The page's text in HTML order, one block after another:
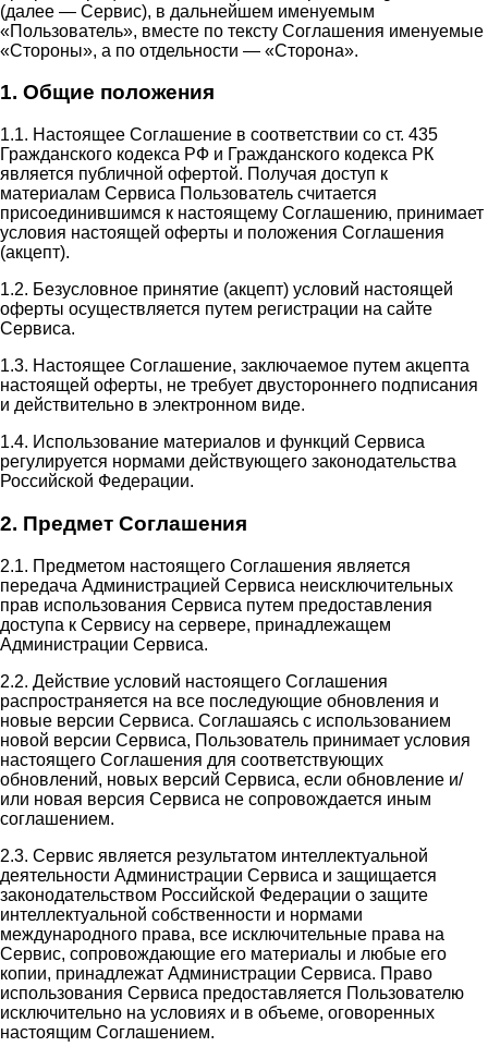
(далее — Сервис), в дальнейшем именуемым
«Пользователь», вместе по тексту Соглашения именуемые
«Стороны», а по отдельности — «Сторона».
1. Общие положения
1.1. Настоящее Соглашение в соответствии со ст. 435
Гражданского кодекса РФ и Гражданского кодекса РК
является публичной офертой. Получая доступ к
материалам Сервиса Пользователь считается
присоединившимся к настоящему Соглашению, принимает
условия настоящей оферты и положения Соглашения
(акцепт).
1.2. Безусловное принятие (акцепт) условий настоящей
оферты осуществляется путем регистрации на сайте
Сервиса.
1.3. Настоящее Соглашение, заключаемое путем акцепта
настоящей оферты, не требует двустороннего подписания
и действительно в электронном виде.
1.4. Использование материалов и функций Сервиса
регулируется нормами действующего законодательства
Российской Федерации.
2. Предмет Соглашения
2.1. Предметом настоящего Соглашения является
передача Администрацией Сервиса неисключительных
прав использования Сервиса путем предоставления
доступа к Сервису на сервере, принадлежащем
Администрации Сервиса.
2.2. Действие условий настоящего Соглашения
распространяется на все последующие обновления и
новые версии Сервиса. Соглашаясь с использованием
новой версии Сервиса, Пользователь принимает условия
настоящего Соглашения для соответствующих
обновлений, новых версий Сервиса, если обновление и/
или новая версия Сервиса не сопровождается иным
соглашением.
2.3. Сервис является результатом интеллектуальной
деятельности Администрации Сервиса и защищается
законодательством Российской Федерации о защите
интеллектуальной собственности и нормами
международного права, все исключительные права на
Сервис, сопровождающие его материалы и любые его
копии, принадлежат Администрации Сервиса. Право
использования Сервиса предоставляется Пользователю
исключительно на условиях и в объеме, оговоренных
настоящим Соглашением.